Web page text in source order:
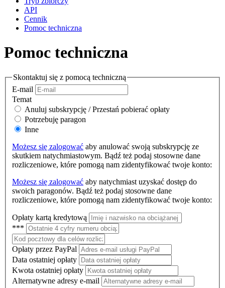
API
Cennik
Pomoc techniczna
Pomoc techniczna
Skontaktuj się z pomocą techniczną
E-mail
Temat
Anuluj subskrypcję / Przestań pobierać opłaty
Potrzebuję paragon
Inne
Możesz się zalogować aby anulować swoją subskrypcję ze
skutkiem natychmiastowym. Bądź też podaj stosowne dane
rozliczeniowe, które pomogą nam zidentyfikować twoje konto:
Możesz się zalogować aby natychmiast uzyskać dostęp do
swoich paragonów. Bądź też podaj stosowne dane
rozliczeniowe, które pomogą nam zidentyfikować twoje konto:
Opłaty kartą kredytową
***
Opłaty przez PayPal
Data ostatniej opłaty
Kwota ostatniej opłaty
Alternatywne adresy e-mail